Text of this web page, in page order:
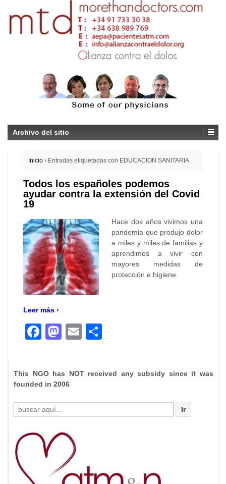
Archivo del sitio
Inicio › Entradas etiquetadas con EDUCACION SANITARIA
Todos los españoles podemos
ayudar contra la extensión del Covid
19
Hace dos años vivimos una
pandemia que produjo dolor
a miles y miles de familias y
aprendimos a vivir con
mayores medidas de
protección e higiene.
Leer más ›
Facebook
Mastodon
Email
This NGO has NOT received any subsidy since it was
founded in 2006
Buscar
por: